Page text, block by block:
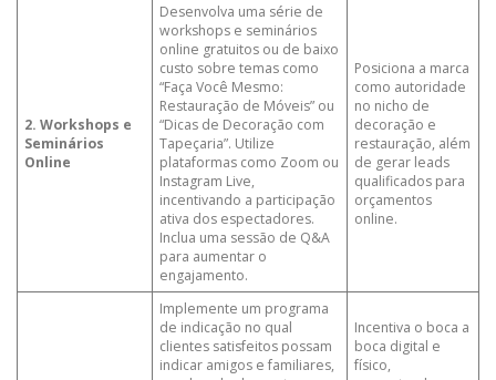
2. Workshops e
Seminários
Online
Desenvolva uma série de
workshops e seminários
online gratuitos ou de baixo
custo sobre temas como
“Faça Você Mesmo:
Restauração de Móveis” ou
“Dicas de Decoração com
Tapeçaria”. Utilize
plataformas como Zoom ou
Instagram Live,
incentivando a participação
ativa dos espectadores.
Inclua uma sessão de Q&A
para aumentar o
engajamento.
Posiciona a marca
como autoridade
no nicho de
decoração e
restauração, além
de gerar leads
qualificados para
orçamentos
online.
Implemente um programa
de indicação no qual
clientes satisfeitos possam
indicar amigos e familiares,
Incentiva o boca a
boca digital e
físico,